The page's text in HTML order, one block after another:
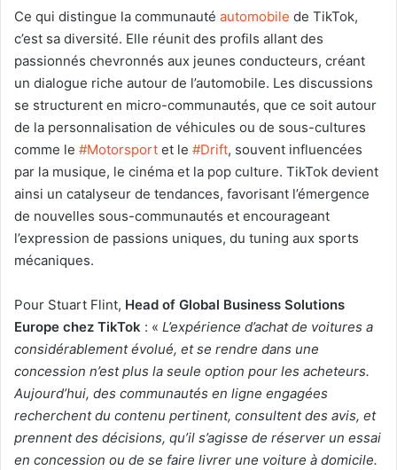
Ce qui distingue la communauté automobile de TikTok,
c’est sa diversité. Elle réunit des profils allant des
passionnés chevronnés aux jeunes conducteurs, créant
un dialogue riche autour de l’automobile. Les discussions
se structurent en micro-communautés, que ce soit autour
de la personnalisation de véhicules ou de sous-cultures
comme le #Motorsport et le #Drift, souvent influencées
par la musique, le cinéma et la pop culture. TikTok devient
ainsi un catalyseur de tendances, favorisant l’émergence
de nouvelles sous-communautés et encourageant
l’expression de passions uniques, du tuning aux sports
mécaniques.
Pour Stuart Flint, Head of Global Business Solutions
Europe chez TikTok : « L’expérience d’achat de voitures a
considérablement évolué, et se rendre dans une
concession n’est plus la seule option pour les acheteurs.
Aujourd’hui, des communautés en ligne engagées
recherchent du contenu pertinent, consultent des avis, et
prennent des décisions, qu’il s’agisse de réserver un essai
en concession ou de se faire livrer une voiture à domicile.